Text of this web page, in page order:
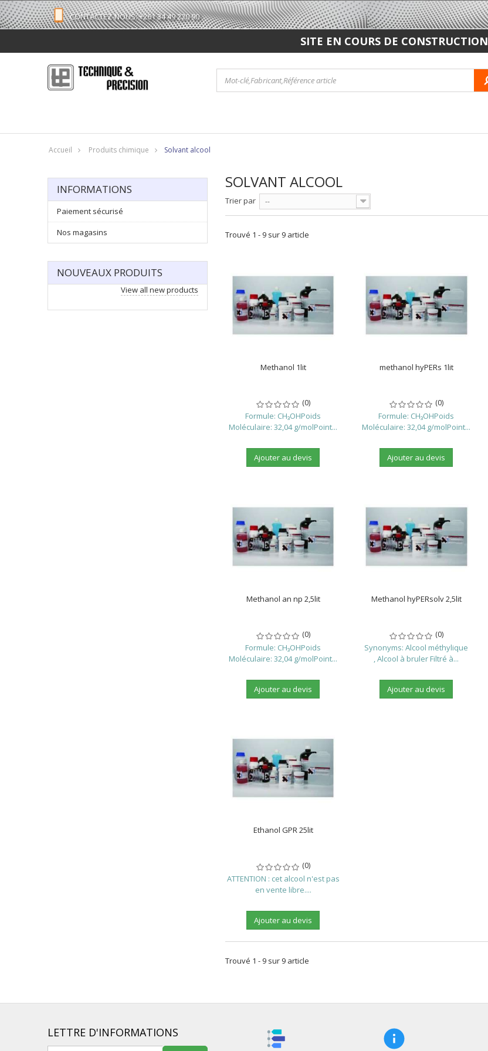
CONTACTEZ-NOUS: +261 34 49 220 90
SITE EN COURS DE CONSTRUCTION
Accueil Produits chimique Solvant alcool
INFORMATIONS
Paiement sécurisé
Nos magasins
NOUVEAUX PRODUITS
View all new products
SOLVANT ALCOOL
Trier par
--
Trouvé 1 - 9 sur 9 article
Methanol 1lit
(0)
Formule: CH₃OHPoids
Moléculaire: 32,04 g/molPoint...
Ajouter au devis
methanol hyPERs 1lit
(0)
Formule: CH₃OHPoids
Moléculaire: 32,04 g/molPoint...
Ajouter au devis
Methanol an np 2,5lit
(0)
Formule: CH₃OHPoids
Moléculaire: 32,04 g/molPoint...
Ajouter au devis
Methanol hyPERsolv 2,5lit
(0)
Synonyms: Alcool méthylique
, Alcool à bruler Filtré à...
Ajouter au devis
Ethanol GPR 25lit
(0)
ATTENTION : cet alcool n'est pas
en vente libre....
Ajouter au devis
Trouvé 1 - 9 sur 9 article
LETTRE D'INFORMATIONS